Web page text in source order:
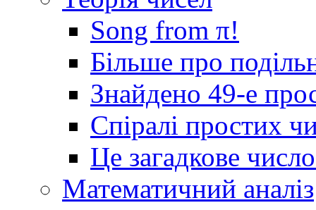
Song from π!
Більше про
Знайдено 49-е
Спіралі простих
Це загадкове
Математичний аналіз